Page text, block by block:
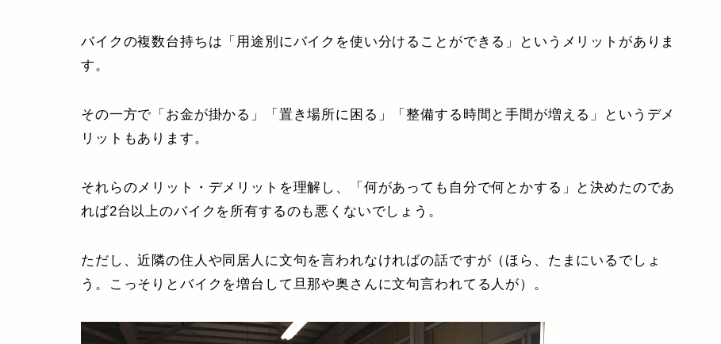
バイクの複数台持ちは「用途別にバイクを使い分けることができる」というメリットがありま
す。
その一方で「お金が掛かる」「置き場所に困る」「整備する時間と手間が増える」というデメ
リットもあります。
それらのメリット・デメリットを理解し、「何があっても自分で何とかする」と決めたのであ
れば2台以上のバイクを所有するのも悪くないでしょう。
ただし、近隣の住人や同居人に文句を言われなければの話ですが（ほら、たまにいるでしょ
う。こっそりとバイクを増台して旦那や奥さんに文句言われてる人が）。